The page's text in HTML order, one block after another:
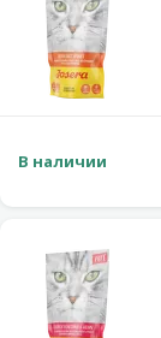
В наличии